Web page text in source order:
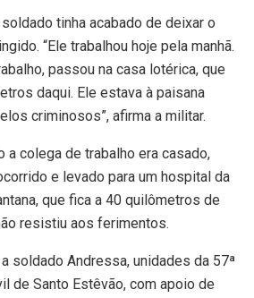
tinha acabado de deixar o
“Ele trabalhou hoje pela manhã.
passou na casa lotérica, que
daqui. Ele estava à paisana
criminosos”, afirma a militar.
a colega de trabalho era casado,
e levado para um hospital da
que fica a 40 quilômetros de
resistiu aos ferimentos.
soldado Andressa, unidades da 57ª
de Santo Estêvão, com apoio de